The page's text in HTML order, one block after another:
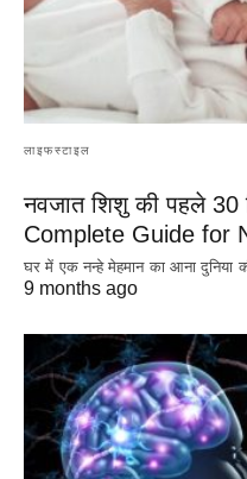
लाइफस्टाइल
नवजात शिशु की पहले
Complete Guide for
घर में एक नन्हे मेहमान का आना
9 months ago